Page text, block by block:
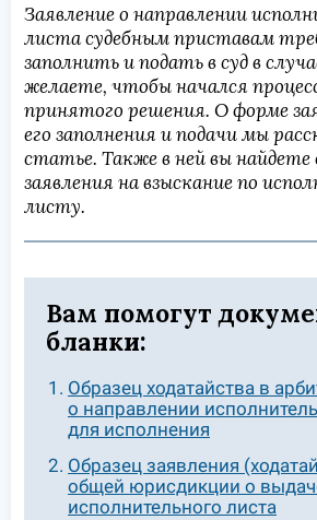
Заявление о направлении
листа судебным приставам
заполнить и подать в суд в
желаете, чтобы начался
принятого решения. О форме
его заполнения и подачи мы
статье. Также в ней вы найдете
заявления на взыскание по
листу.
Вам помогут
бланки:
Образец ходатайства в
о направлении
для исполнения
Образец заявления
общей юрисдикции о
исполнительного листа